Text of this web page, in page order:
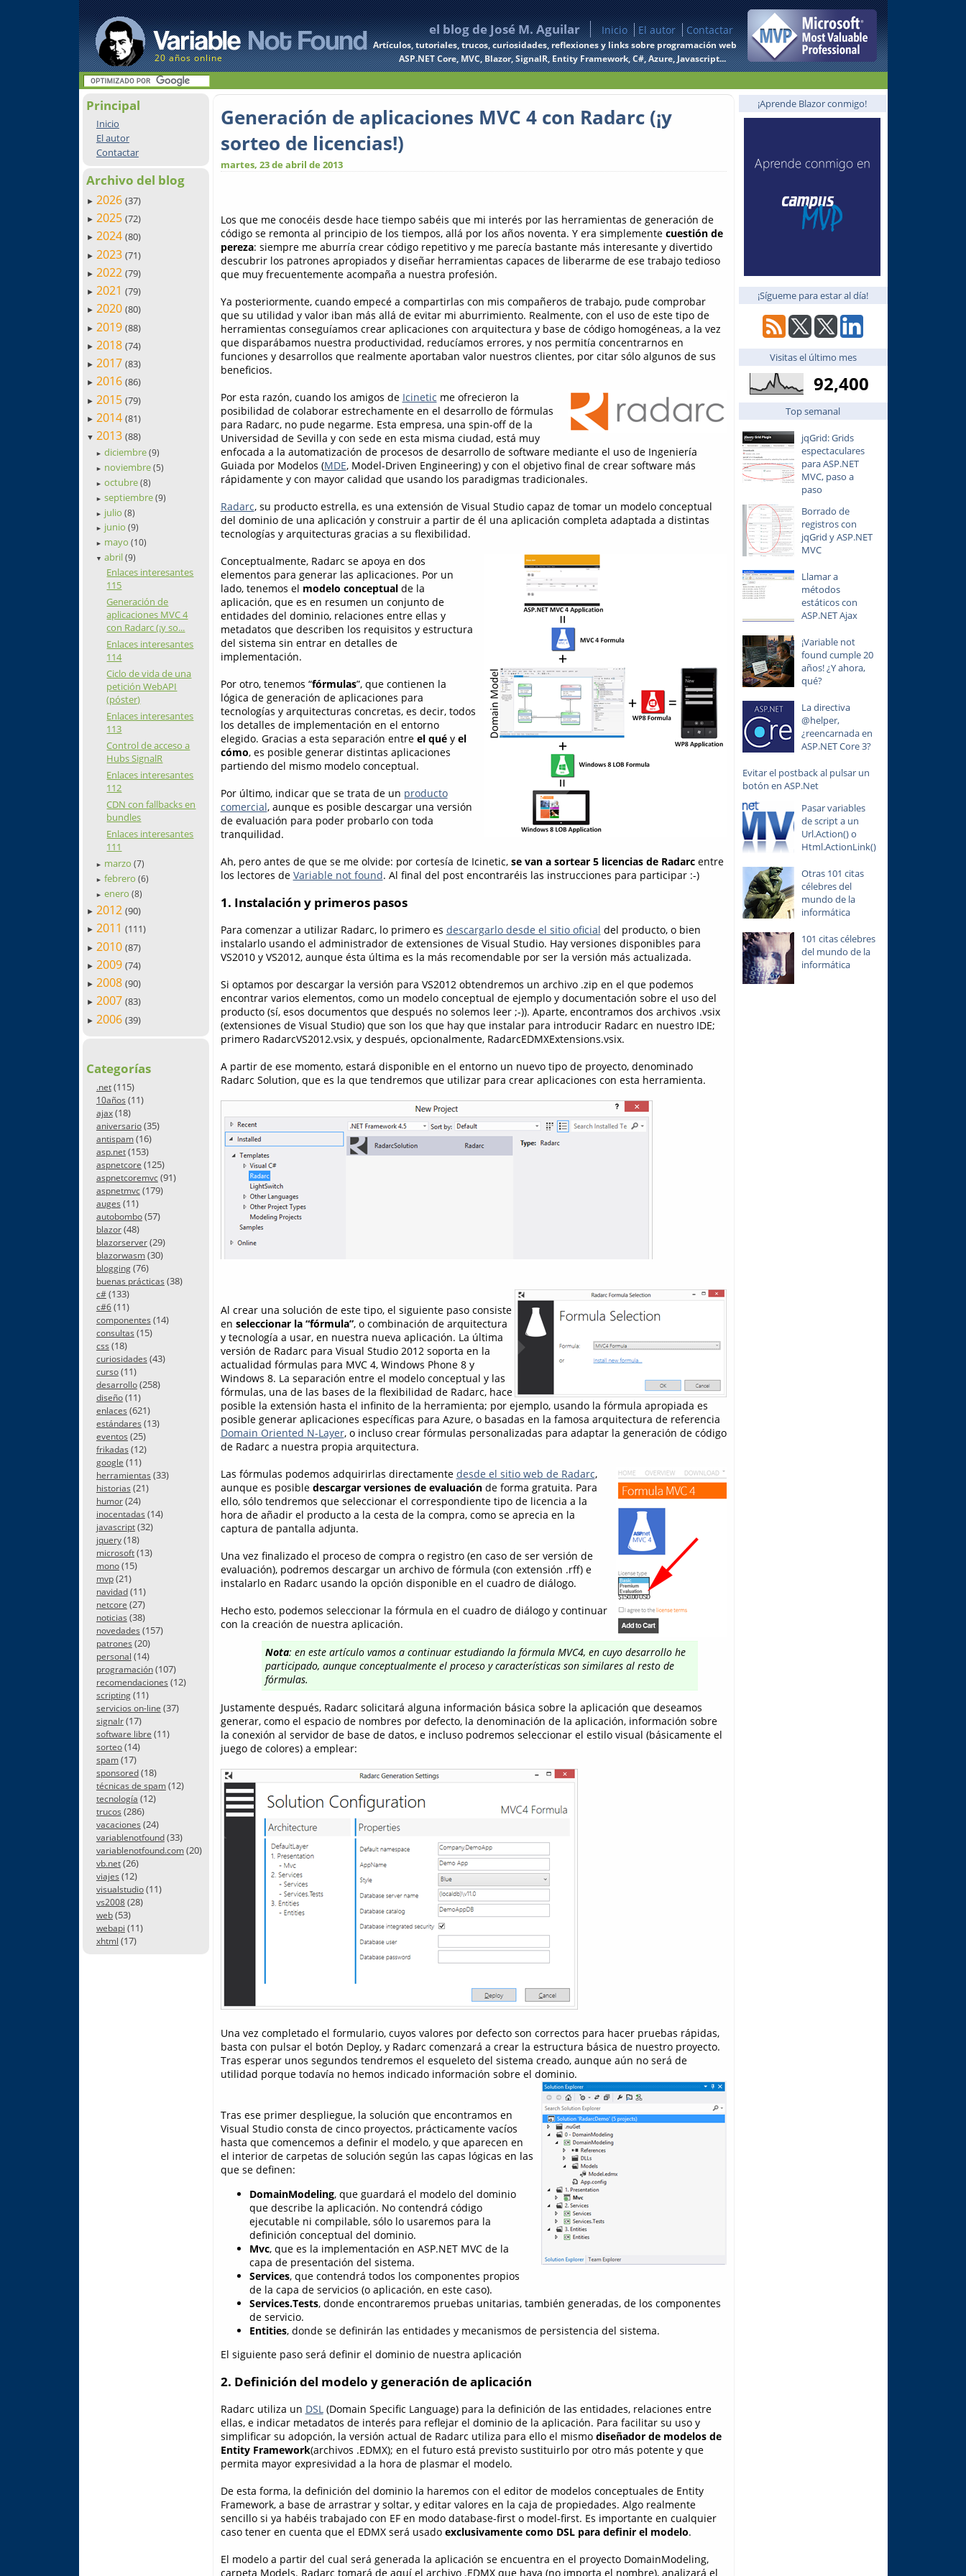
20 años online
el blog de José M. Aguilar Inicio El autor Contactar
Artículos, tutoriales, trucos, curiosidades, reflexiones y links sobre programación web
ASP.NET Core, MVC, Blazor, SignalR, Entity Framework, C#, Azure, Javascript...
Principal
Inicio
El autor
Contactar
Archivo del blog
► 2026 (37)
► 2025 (72)
► 2024 (80)
► 2023 (71)
► 2022 (79)
► 2021 (79)
► 2020 (80)
► 2019 (88)
► 2018 (74)
► 2017 (83)
► 2016 (86)
► 2015 (79)
► 2014 (81)
▼ 2013 (88)
► diciembre(9)
► noviembre(5)
► octubre(8)
► septiembre(9)
► julio(8)
► junio(9)
► mayo(10)
▼ abril(9)
Enlaces interesantes
115
Generación de
aplicaciones MVC 4
con Radarc (¡y so...
Enlaces interesantes
114
Ciclo de vida de una
petición WebAPI
(póster)
Enlaces interesantes
113
Control de acceso a
Hubs SignalR
Enlaces interesantes
112
CDN con fallbacks en
bundles
Enlaces interesantes
111
► marzo(7)
► febrero(6)
► enero(8)
► 2012 (90)
► 2011 (111)
► 2010 (87)
► 2009 (74)
► 2008 (90)
► 2007 (83)
► 2006 (39)
Categorías
.net(115)
10años (11)
ajax(18)
aniversario(35)
antispam(16)
asp.net(153)
aspnetcore (125)
aspnetcoremvc(91)
aspnetmvc(179)
auges (11)
autobombo(57)
blazor(48)
blazorserver(29)
blazorwasm(30)
blogging(76)
buenas prácticas (38)
c#(133)
c#6(11)
componentes (14)
consultas (15)
css (18)
curiosidades (43)
curso(11)
desarrollo(258)
diseño(11)
enlaces (621)
estándares (13)
eventos (25)
frikadas (12)
google (11)
herramientas (33)
historias (21)
humor(24)
inocentadas (14)
javascript(32)
jquery(18)
microsoft(13)
mono(15)
mvp(21)
navidad(11)
netcore (27)
noticias (38)
novedades (157)
patrones (20)
personal (14)
programación(107)
recomendaciones (12)
scripting(11)
servicios on-line (37)
signalr(17)
software libre (11)
sorteo(14)
spam(17)
sponsored(18)
técnicas de spam(12)
tecnología (12)
trucos (286)
vacaciones (24)
variablenotfound(33)
variablenotfound.com(20)
vb.net(26)
viajes (12)
visualstudio(11)
vs2008(28)
web(53)
webapi (11)
xhtml (17)
Generación de aplicaciones MVC 4 con Radarc (¡y
sorteo de licencias!)
martes, 23 de abril de 2013
Los que me conocéis desde hace tiempo sabéis que mi interés por las herramientas de generación de
código se remonta al principio de los tiempos, allá por los años noventa. Y era simplemente cuestión de
pereza: siempre me aburría crear código repetitivo y me parecía bastante más interesante y divertido
descubrir los patrones apropiados y diseñar herramientas capaces de liberarme de ese trabajo tedioso
que muy frecuentemente acompaña a nuestra profesión.
Ya posteriormente, cuando empecé a compartirlas con mis compañeros de trabajo, pude comprobar
que su utilidad y valor iban más allá de evitar mi aburrimiento. Realmente, con el uso de este tipo de
herramientas conseguíamos crear aplicaciones con arquitectura y base de código homogéneas, a la vez
que disparábamos nuestra productividad, reducíamos errores, y nos permitía concentrarnos en
funciones y desarrollos que realmente aportaban valor nuestros clientes, por citar sólo algunos de sus
beneficios.
Por esta razón, cuando los amigos de Icinetic me ofrecieron la
posibilidad de colaborar estrechamente en el desarrollo de fórmulas
para Radarc, no pude negarme. Esta empresa, una spin-off de la
Universidad de Sevilla y con sede en esta misma ciudad, está muy
enfocada a la automatización de procesos de desarrollo de software mediante el uso de Ingeniería
Guiada por Modelos (MDE, Model-Driven Engineering) y con el objetivo final de crear software más
rápidamente y con mayor calidad que usando los paradigmas tradicionales.
Radarc, su producto estrella, es una extensión de Visual Studio capaz de tomar un modelo conceptual
del dominio de una aplicación y construir a partir de él una aplicación completa adaptada a distintas
tecnologías y arquitecturas gracias a su flexibilidad.
Conceptualmente, Radarc se apoya en dos
elementos para generar las aplicaciones. Por un
lado, tenemos el modelo conceptualde la
aplicación, que es en resumen un conjunto de
entidades del dominio, relaciones entre ellas y
metadatos que describen los requisitos y estructura
del sistema sin entrar en detalles de
implementación.
Por otro, tenemos “fórmulas”, que contienen la
lógica de generación de aplicaciones para
tecnologías y arquitecturas concretas, es decir, todos
los detalles de implementación en el entorno
elegido. Gracias a esta separación entre el quéy el
cómo, es posible generar distintas aplicaciones
partiendo del mismo modelo conceptual.
Por último, indicar que se trata de un producto
comercial, aunque es posible descargar una versión
de evaluación para poder probarlo con toda
tranquilidad.
Ah, pero antes de que se me olvide: por cortesía de Icinetic, se van a sortear 5 licencias de Radarc entre
los lectores de Variable not found. Al final del post encontraréis las instrucciones para participar :-)
1. Instalación y primeros pasos
Para comenzar a utilizar Radarc, lo primero es descargarlo desde el sitio oficial del producto, o bien
instalarlo usando el administrador de extensiones de Visual Studio. Hay versiones disponibles para
VS2010 y VS2012, aunque ésta última es la más recomendable por ser la versión más actualizada.
Si optamos por descargar la versión para VS2012 obtendremos un archivo .zip en el que podemos
encontrar varios elementos, como un modelo conceptual de ejemplo y documentación sobre el uso del
producto (sí, esos documentos que después no solemos leer ;-)). Aparte, encontramos dos archivos .vsix
(extensiones de Visual Studio) que son los que hay que instalar para introducir Radarc en nuestro IDE;
primero RadarcVS2012.vsix, y después, opcionalmente, RadarcEDMXExtensions.vsix.
A partir de ese momento, estará disponible en el entorno un nuevo tipo de proyecto, denominado
Radarc Solution, que es la que tendremos que utilizar para crear aplicaciones con esta herramienta.
Al crear una solución de este tipo, el siguiente paso consiste
en seleccionar la “fórmula”, o combinación de arquitectura
y tecnología a usar, en nuestra nueva aplicación. La última
versión de Radarc para Visual Studio 2012 soporta en la
actualidad fórmulas para MVC 4, Windows Phone 8 y
Windows 8. La separación entre el modelo conceptual y las
fórmulas, una de las bases de la flexibilidad de Radarc, hace
posible la extensión hasta el infinito de la herramienta; por ejemplo, usando la fórmula apropiada es
posible generar aplicaciones específicas para Azure, o basadas en la famosa arquitectura de referencia
Domain Oriented N-Layer, o incluso crear fórmulas personalizadas para adaptar la generación de código
de Radarc a nuestra propia arquitectura.
Las fórmulas podemos adquirirlas directamente desde el sitio web de Radarc,
aunque es posible descargar versiones de evaluaciónde forma gratuita. Para
ello, sólo tendremos que seleccionar el correspondiente tipo de licencia a la
hora de añadir el producto a la cesta de la compra, como se aprecia en la
captura de pantalla adjunta.
Una vez finalizado el proceso de compra o registro (en caso de ser versión de
evaluación), podremos descargar un archivo de fórmula (con extensión .rff) e
instalarlo en Radarc usando la opción disponible en el cuadro de diálogo.
Hecho esto, podemos seleccionar la fórmula en el cuadro de diálogo y continuar
con la creación de nuestra aplicación.
Nota:en este artículo vamos a continuar estudiando la fórmula MVC4, en cuyo desarrollo he
participado, aunque conceptualmente el proceso y características son similares al resto de
fórmulas.
Justamente después, Radarc solicitará alguna información básica sobre la aplicación que deseamos
generar, como el espacio de nombres por defecto, la denominación de la aplicación, información sobre
la conexión al servidor de base de datos, e incluso podremos seleccionar el estilo visual (básicamente el
juego de colores) a emplear:
Una vez completado el formulario, cuyos valores por defecto son correctos para hacer pruebas rápidas,
basta con pulsar el botón Deploy, y Radarc comenzará a crear la estructura básica de nuestro proyecto.
Tras esperar unos segundos tendremos el esqueleto del sistema creado, aunque aún no será de
utilidad porque todavía no hemos indicado información sobre el dominio.
Tras ese primer despliegue, la solución que encontramos en
Visual Studio consta de cinco proyectos, prácticamente vacíos
hasta que comencemos a definir el modelo, y que aparecen en
el interior de carpetas de solución según las capas lógicas en las
que se definen:
DomainModeling, que guardará el modelo del dominio
que describe la aplicación. No contendrá código
ejecutable ni compilable, sólo lo usaremos para la
definición conceptual del dominio.
Mvc, que es la implementación en ASP.NET MVC de la
capa de presentación del sistema.
Services, que contendrá todos los componentes propios
de la capa de servicios (o aplicación, en este caso).
Services.Tests, donde encontraremos pruebas unitarias, también generadas, de los componentes
de servicio.
Entities, donde se definirán las entidades y mecanismos de persistencia del sistema.
El siguiente paso será definir el dominio de nuestra aplicación
2. Definición del modelo y generación de aplicación
Radarc utiliza un DSL(Domain Specific Language) para la definición de las entidades, relaciones entre
ellas, e indicar metadatos de interés para reflejar el dominio de la aplicación. Para facilitar su uso y
simplificar su adopción, la versión actual de Radarc utiliza para ello el mismo diseñador de modelos de
Entity Framework(archivos .EDMX); en el futuro está previsto sustituirlo por otro más potente y que
permita mayor expresividad a la hora de plasmar el modelo.
De esta forma, la definición del dominio la haremos con el editor de modelos conceptuales de Entity
Framework, a base de arrastrar y soltar, y editar valores en la caja de propiedades. Algo realmente
sencillo si ya habéis trabajado con EF en modo database-first o model-first. Es importante en cualquier
caso tener en cuenta que el EDMX será usado exclusivamente como DSL para definir el modelo.
El modelo a partir del cual será generada la aplicación se encuentra en el proyecto DomainModeling,
carpeta Models. Radarc tomará de aquí el archivo .EDMX que haya (no importa el nombre), analizará el
¡Aprende Blazor conmigo!
¡Sígueme para estar al día!
Visitas el último mes
92,400
Top semanal
jqGrid: Grids
espectaculares
para ASP.NET
MVC, paso a
paso
Borrado de
registros con
jqGrid y ASP.NET
MVC
Llamar a
métodos
estáticos con
ASP.NET Ajax
¡Variable not
found cumple 20
años! ¿Y ahora,
qué?
La directiva
@helper,
¿reencarnada en
ASP.NET Core 3?
Evitar el postback al pulsar un
botón en ASP.Net
Pasar variables
de script a un
Url.Action() o
Html.ActionLink()
Otras 101 citas
célebres del
mundo de la
informática
101 citas célebres
del mundo de la
informática